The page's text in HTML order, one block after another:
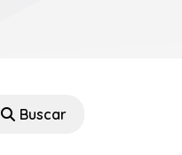
Buscar